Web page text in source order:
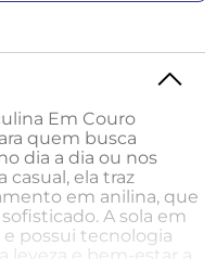
Em Couro
quem busca
dia a dia ou nos
casual, ela traz
em anilina, que
A sola em
e possui tecnologia